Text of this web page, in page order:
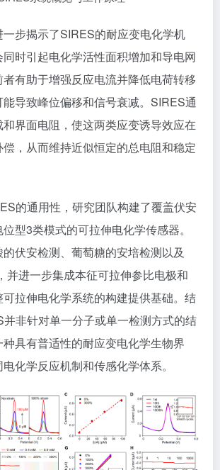
步揭示了SIRES的耐应变电化学机
时引起电化学活性面积增加和导电网
有助于增强反应电流并降低电荷转移
导致峰位偏移和信号衰减。SIRES通
界面电阻，使这两类应变诱导效应在
，从而维持近似恒定的总电阻和稳定
的通用性，研究团队构建了覆盖伏安
型3类模式的可拉伸电化学传感器。
伏安检测、葡萄糖的安培检测以及
并进一步集成本征可拉伸参比电极和
拉伸电化学系统的构建提供基础。结
非针对单一分子或单一检测方式的结
具有普适性的耐应变电化学生物界
化学反应机制和传感化学体系。